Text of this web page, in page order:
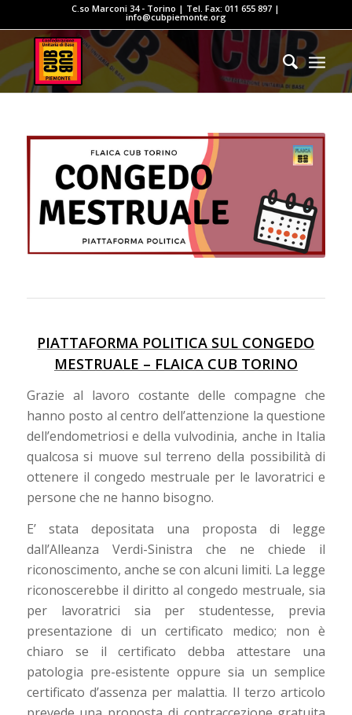
C.so Marconi 34 - Torino | Tel. Fax: 011 655 897 |
info@cubpiemonte.org
PIATTAFORMA POLITICA SUL CONGEDO
MESTRUALE – FLAICA CUB TORINO
Grazie al lavoro costante delle compagne che
hanno posto al centro dell’attenzione la questione
dell’endometriosi e della vulvodinia, anche in Italia
qualcosa si muove sul terreno della possibilità di
ottenere il congedo mestruale per le lavoratrici e
persone che ne hanno bisogno.
E’ stata depositata una proposta di legge
dall’Alleanza Verdi-Sinistra che ne chiede il
riconoscimento, anche se con alcuni limiti. La legge
riconoscerebbe il diritto al congedo mestruale, sia
per lavoratrici sia per studentesse, previa
presentazione di un certificato medico; non è
chiaro se il certificato debba attestare una
patologia pre-esistente oppure sia un semplice
certificato d’assenza per malattia. Il terzo articolo